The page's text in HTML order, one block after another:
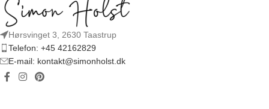
Hørsvinget 3, 2630 Taastrup
Telefon: +45 42162829
E-mail: kontakt@simonholst.dk